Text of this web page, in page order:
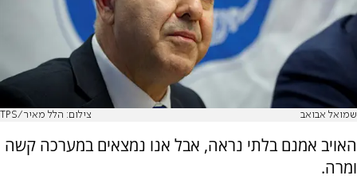
שמואל אבואב צילום: הלל מאיר/TPS
האויב אמנם בלתי נראה, אבל אנו נמצאים במערכה קשה
ומרה.